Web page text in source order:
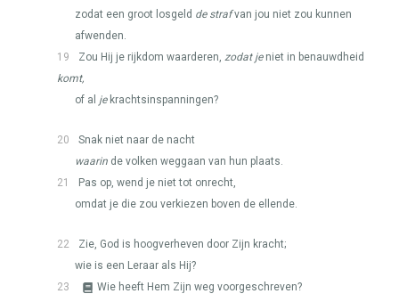
zodat een groot losgeld de strafvan jou niet zou kunnen
afwenden.
19
Zou Hij je rijkdom waarderen, zodat jeniet in benauwdheid
komt,
of al jekrachtsinspanningen?
20
Snak niet naar de nacht
waarin de volken weggaan van hun plaats.
21
Pas op, wend je niet tot onrecht,
omdat je die zou verkiezen boven de ellende.
22
Zie, God is hoogverheven door Zijn kracht;
wie is een Leraar als Hij?
23
Wie heeft Hem Zijn weg voorgeschreven?